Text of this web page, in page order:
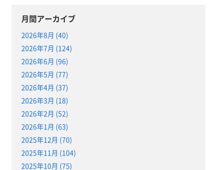
月間アーカイブ
2026年8月 (40)
2026年7月 (124)
2026年6月 (96)
2026年5月 (77)
2026年4月 (37)
2026年3月 (18)
2026年2月 (52)
2026年1月 (63)
2025年12月 (70)
2025年11月 (104)
2025年10月 (75)